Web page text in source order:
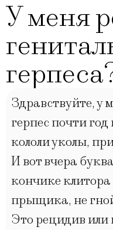
У меня
Здравствуйте, у
герпес почти год
кололи уколы,
И вот вчера
кончике
прыщика, не
Это рецидив или